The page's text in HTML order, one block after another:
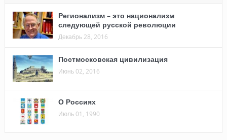
Регионализм – это национализм
следующей русской революции
Декабрь 28, 2016
Постмосковская цивилизация
Июнь 02, 2016
О Россиях
Июль 01, 1990